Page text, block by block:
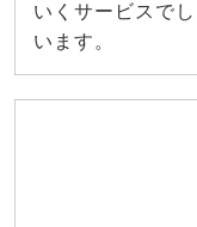
いくサービスで
います。